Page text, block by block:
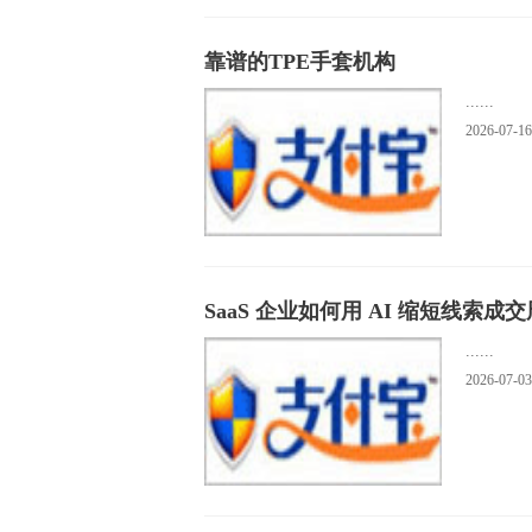
靠谱的TPE手套机构
......
2026-07-
SaaS 企业如何用 AI 缩短线索成交
......
2026-07-